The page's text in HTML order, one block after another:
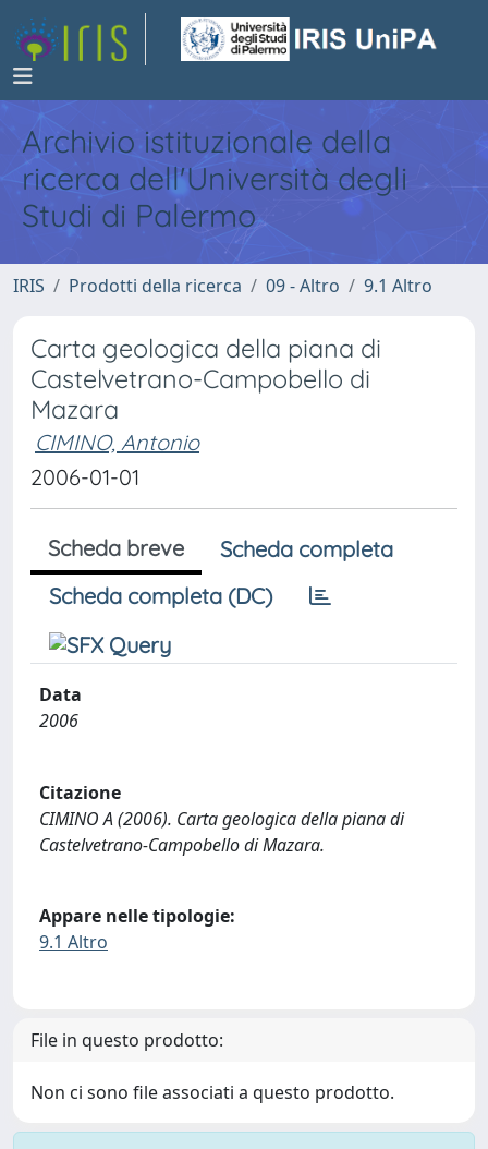
Archivio istituzionale della
ricerca dell'Università degli
Studi di Palermo
IRIS Prodotti della ricerca 09 - Altro 9.1 Altro
Carta geologica della piana di
Castelvetrano-Campobello di
Mazara
CIMINO, Antonio
2006-01-01
Scheda breve
Scheda completa
Scheda completa (DC)
Data
2006
Citazione
CIMINO A (2006). Carta geologica della piana di
Castelvetrano-Campobello di Mazara.
Appare nelle tipologie:
9.1 Altro
File in questo prodotto:
Non ci sono file associati a questo prodotto.